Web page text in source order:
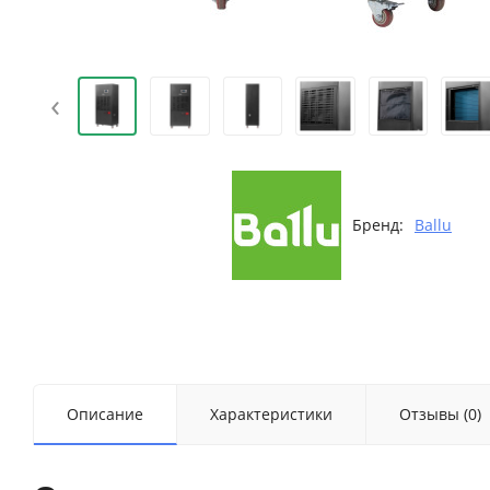
‹
Бренд: Ballu
Описание Характеристики Отзывы (0)